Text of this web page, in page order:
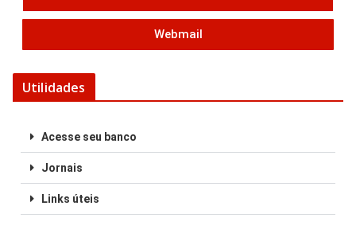
Webmail
Utilidades
Acesse seu banco
Jornais
Links úteis